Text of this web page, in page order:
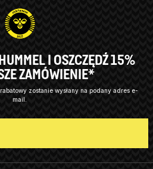
I OSZCZĘDŹ 15%
ZAMÓWIENIE*
zostanie wysłany na podany adres e-
mail.